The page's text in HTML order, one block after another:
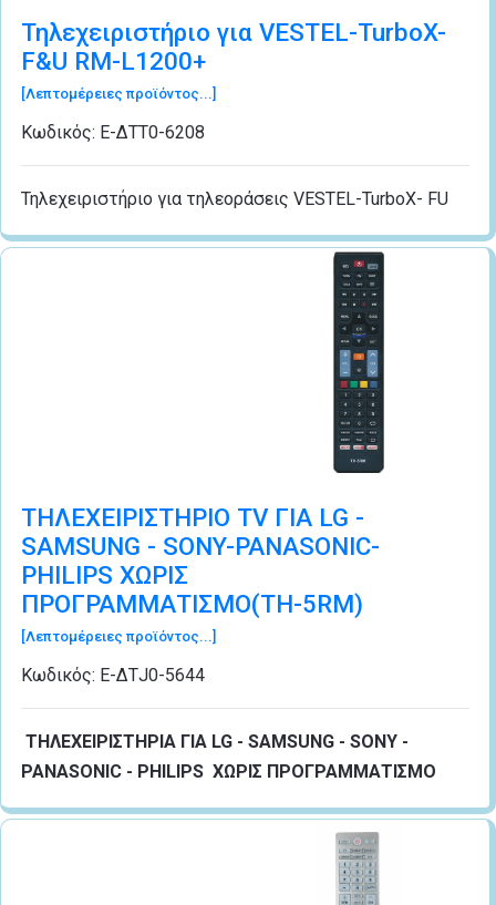
Τηλεχειριστήριο για VESTEL-TurboX-
F&U RM-L1200+
[Λεπτομέρειες προϊόντος...]
Κωδικός: Ε-ΔΤΤ0-6208
Τηλεχειριστήριο για τηλεοράσεις VESTEL-TurboX- FU
ΤΗΛΕΧΕΙΡΙΣΤΗΡΙΟ TV ΓΙΑ LG -
SAMSUNG - SONY-PANASONIC-
PHILIPS ΧΩΡΙΣ
ΠΡΟΓΡΑΜΜΑΤΙΣΜΟ(TH-5RM)
[Λεπτομέρειες προϊόντος...]
Κωδικός: Ε-ΔΤJ0-5644
ΤΗΛΕΧΕΙΡΙΣΤΗΡΙA ΓΙΑ LG - SAMSUNG - SONY -
PANASONIC - PHILIPS ΧΩΡΙΣ ΠΡΟΓΡΑΜΜΑΤΙΣΜΟ